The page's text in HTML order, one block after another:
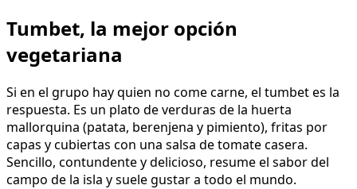
Tumbet, la mejor opción
vegetariana
Si en el grupo hay quien no come carne, el tumbet es la
respuesta. Es un plato de verduras de la huerta
mallorquina (patata, berenjena y pimiento), fritas por
capas y cubiertas con una salsa de tomate casera.
Sencillo, contundente y delicioso, resume el sabor del
campo de la isla y suele gustar a todo el mundo.